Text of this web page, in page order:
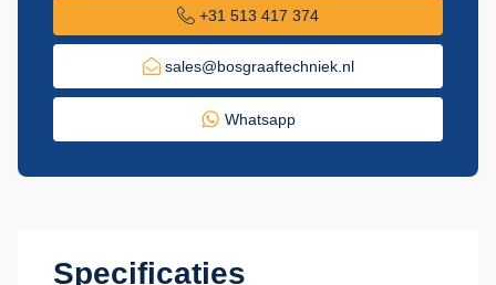
+31 513 417 374
sales@bosgraaftechniek.nl
Whatsapp
Specificaties